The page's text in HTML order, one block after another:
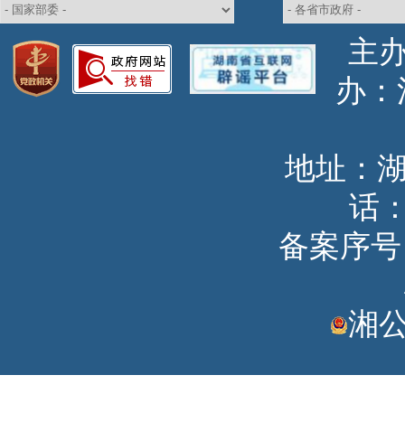
主
办
地址：
话
备案序
湘